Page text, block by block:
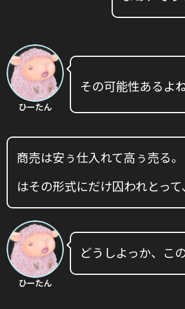
ひーたん
その可能性あるよ
商売は安ぅ仕入れて高ぅ売る
はその形式にだけ囚われとって
ひーたん
どうしよっか、こ